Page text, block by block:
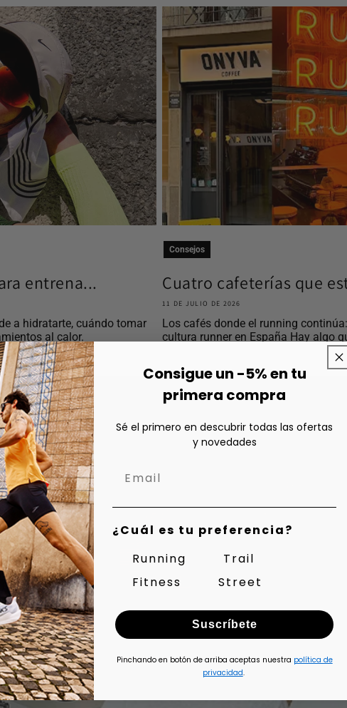
entrena...
a hidratarte, cuándo tomar
al calor.
Consejos
Cuatro cafeterías que
11 DE JULIO DE 2026
Los cafés donde el running
cultura runner en España Hay algo
Consigue un -5% en tu
primera compra
Sé el primero en descubrir todas las ofertas
y novedades
¿Cuál es tu preferencia?
Running
Trail
Fitness
Street
Suscríbete
Pinchando en botón de arriba aceptas nuestra política de
privacidad.